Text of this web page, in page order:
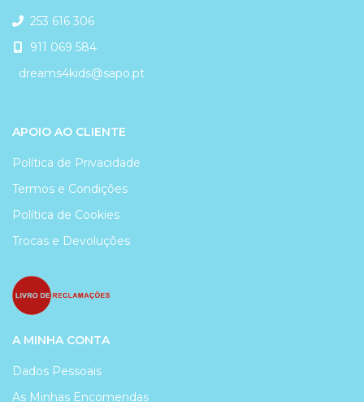
253 616 306
911 069 584
dreams4kids@sapo.pt
APOIO AO CLIENTE
Política de Privacidade
Termos e Condições
Política de Cookies
Trocas e Devoluções
A MINHA CONTA
Dados Pessoais
As Minhas Encomendas